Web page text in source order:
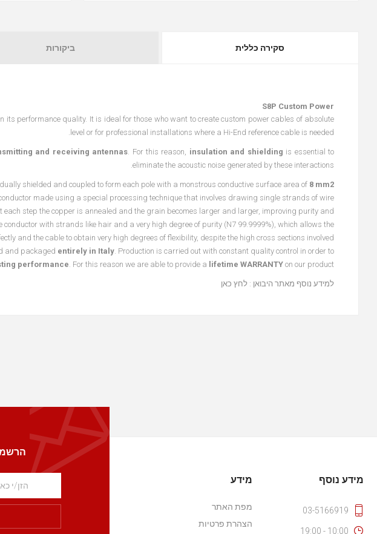
סקירה כללית ביקורות
S8P Custom Power
its performance quality. It is ideal for those who want to create custom power cables of absolute
level or for professional installations where a Hi-End reference cable is needed.
and receiving antennas. For this reason, insulation and shielding is essential to
eliminate the acoustic noise generated by these interactions.
shielded and coupled to form each pole with a monstrous conductive surface area of 8 mm2
made using a special processing technique that involves drawing single strands of wire
each step the copper is annealed and the grain becomes larger and larger, improving purity and
conductor with strands like hair and a very high degree of purity (N7 99.9999%), which allows the
and the cable to obtain very high degrees of flexibility, despite the high cross sections involved.
and packaged entirely in Italy. Production is carried out with constant quality control in order to
performance. For this reason we are able to provide a lifetime WARRANTY on our product.
למידע נוסף מאתר היבואן : לחץ כאן
מידע נוסף
03-5166919
10:00 - 19:00
מידע
מפת האתר
הצהרת פרטיות